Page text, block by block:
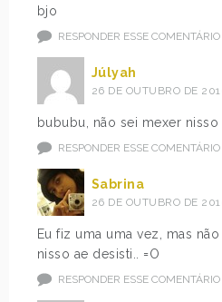
bjo
RESPONDER ESSE COMENTÁRIO
Júlyah
26 DE OUTUBRO DE
bububu, não sei mexer nisso
RESPONDER ESSE COMENTÁRIO
Sabrina
26 DE OUTUBRO DE
Eu fiz uma uma vez, mas
nisso ae desisti.. =O
RESPONDER ESSE COMENTÁRIO